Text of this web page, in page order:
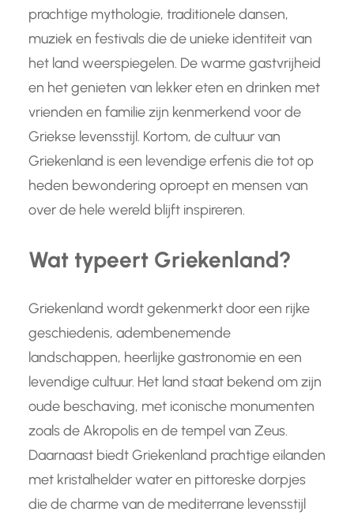
prachtige mythologie, traditionele dansen,
muziek en festivals die de unieke identiteit van
het land weerspiegelen. De warme gastvrijheid
en het genieten van lekker eten en drinken met
vrienden en familie zijn kenmerkend voor de
Griekse levensstijl. Kortom, de cultuur van
Griekenland is een levendige erfenis die tot op
heden bewondering oproept en mensen van
over de hele wereld blijft inspireren.
Wat typeert Griekenland?
Griekenland wordt gekenmerkt door een rijke
geschiedenis, adembenemende
landschappen, heerlijke gastronomie en een
levendige cultuur. Het land staat bekend om zijn
oude beschaving, met iconische monumenten
zoals de Akropolis en de tempel van Zeus.
Daarnaast biedt Griekenland prachtige eilanden
met kristalhelder water en pittoreske dorpjes
die de charme van de mediterrane levensstijl